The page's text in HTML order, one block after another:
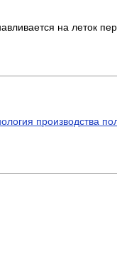
на леток
производства